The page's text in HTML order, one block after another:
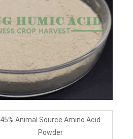
45% Animal Source Amino Acid
Powder